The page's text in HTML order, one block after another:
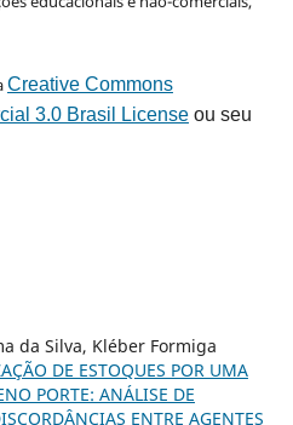
Creative Commons
3.0 Brasil Licenseou seu
da Silva, Kléber Formiga
DE ESTOQUES POR UMA
PORTE: ANÁLISE DE
ENTRE AGENTES